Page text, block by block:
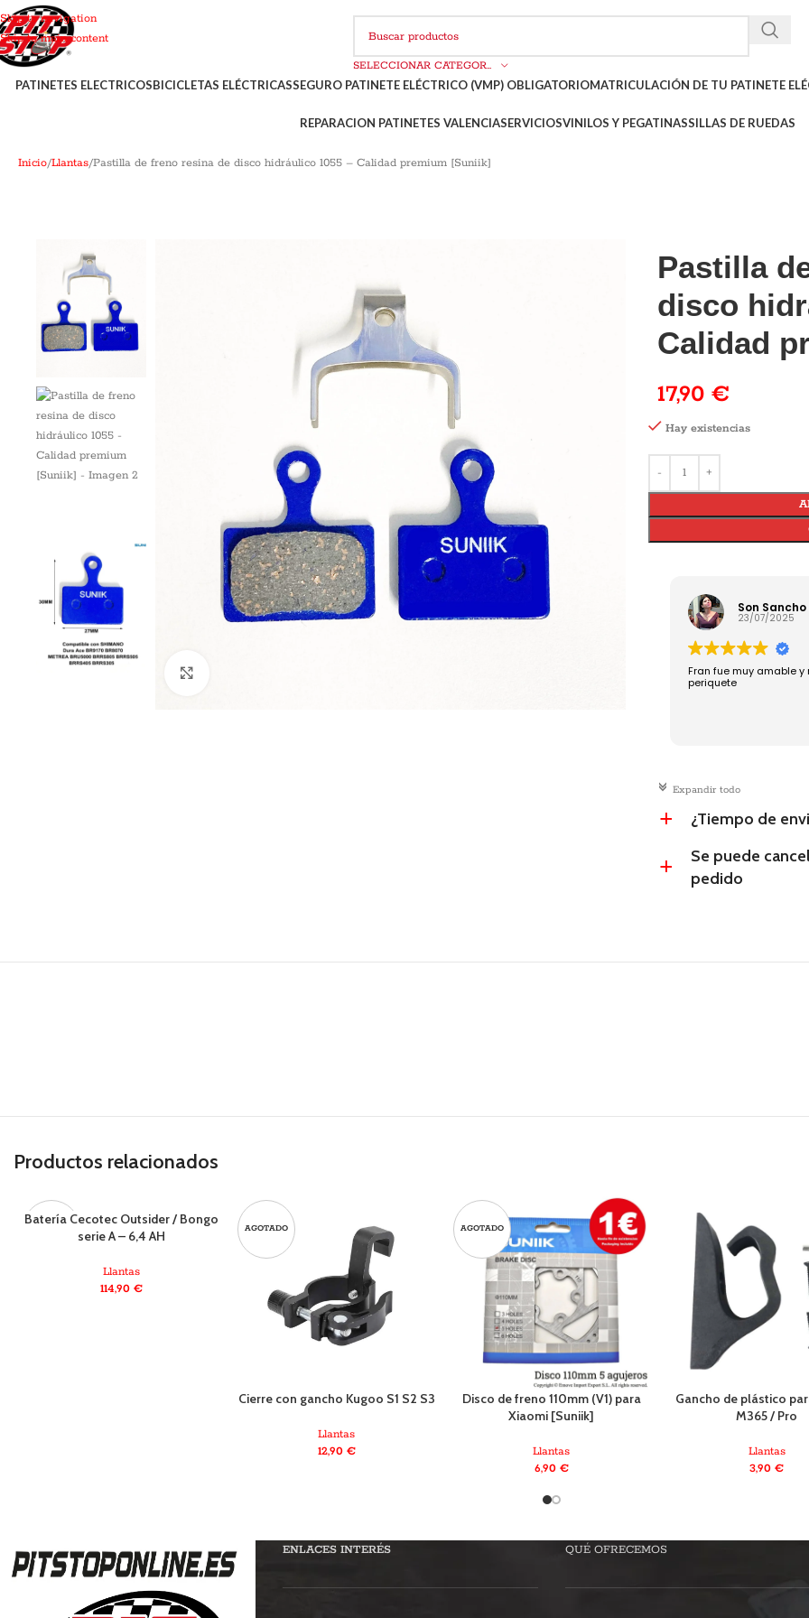
Skip to navigation
Skip to main content
SELECCIONAR CATEGORÍA
PATINETES ELECTRICOSBICICLETAS ELÉCTRICASSEGURO PATINETE ELÉCTRICO (VMP) OBLIGATORIOMATRICULACIÓN DE TU PATINETE
REPARACION PATINETES VALENCIASERVICIOSVINILOS Y PEGATINASSILLAS DE RUEDAS
Inicio Llantas Pastilla de freno resina de disco hidráulico 1055 – Calidad premium [Suniik]
Pastilla
disco
Calidad
17,90€
Son
23/07/2025
Fran fue muy amable
periquete
c Expandir todo
a ¿Tiempo de
a
Se puede
pedido
Hay existencias
Productos relacionados
Batería Cecotec Outsider / Bongo
serie A – 6,4 AH
Llantas
114,90 €
AGOTADO
Cierre con gancho Kugoo S1 S2 S3
Llantas
12,90 €
AGOTADO
Disco de freno 110mm (V1) para
Xiaomi [Suniik]
Llantas
6,90 €
Gancho de plástico
M365 / Pro
Llantas
3,90€
ENLACES INTERÉS QUÉ OFRECEMOS